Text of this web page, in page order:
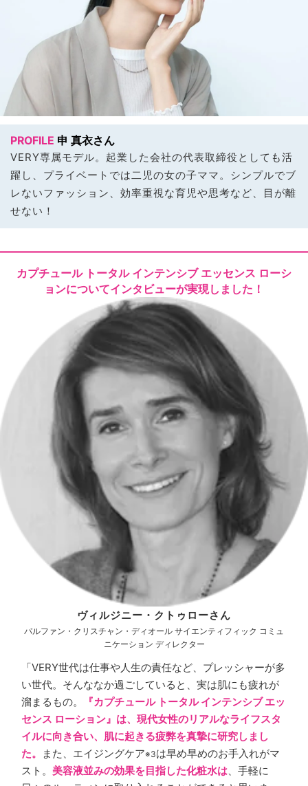
PROFILE 申 真衣さん
VERY専属モデル。起業した会社の代表取締役としても活
躍し、プライベートでは二児の女の子ママ。シンプルでブ
レないファッション、効率重視な育児や思考など、目が離
せない！
カプチュール トータル インテンシブ エッセンス ローシ
ョンについてインタビューが実現しました！
ヴィルジニー・クトゥローさん
パルファン・クリスチャン・ディオール サイエンティフィック コミュ
ニケーション ディレクター
「VERY世代は仕事や人生の責任など、プレッシャーが多
い世代。そんななか過ごしていると、実は肌にも疲れが
溜まるもの。
『カプチュール トータル インテンシブ エッ
センス ローション』は、現代女性のリアルなライフスタ
イルに向き合い、肌に起きる疲弊を真摯に研究しまし
た。
また、エイジングケア※3は早め早めのお手入れがマ
スト。 美容液並みの効果を目指した化粧水は 、手軽に